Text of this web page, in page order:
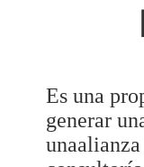
Es una
generar